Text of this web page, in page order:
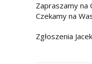
Zapraszamy na
Czekamy na
Zgłoszenia